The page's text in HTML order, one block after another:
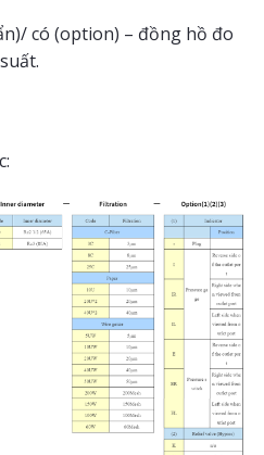
có (option) – đồng hồ đo